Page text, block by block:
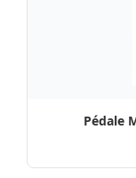
Pédale